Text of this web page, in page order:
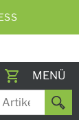
Toggle
MENÜ